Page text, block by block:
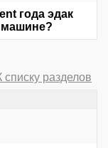
года эдак
машине?
списку разделов